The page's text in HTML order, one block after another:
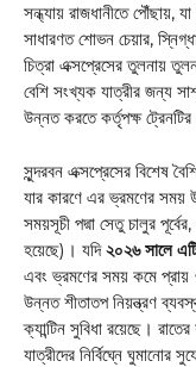
সন্ধ্যায় রাজধানীতে পৌঁছায়,
সাধারণত শোভন চেয়ার,
চিত্রা এক্সপ্রেসের তুলনায়
বেশি সংখ্যক যাত্রীর জন্য
উন্নত করতে কর্তৃপক্ষ
সুন্দরবন এক্সপ্রেসের বিশেষ
যার কারণে এর ভ্রমণের সময়
সময়সূচী পদ্মা সেতু চালুর
হয়েছে)। যদি২০২৬ সালে
এবং ভ্রমণের সময় কমে প্রায়
উন্নত শীতাতপ নিয়ন্ত্রণ
ক্যান্টিন সুবিধা রয়েছে।
যাত্রীদের নির্বিঘ্নে ঘুমানোর